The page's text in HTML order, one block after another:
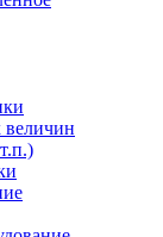
величин